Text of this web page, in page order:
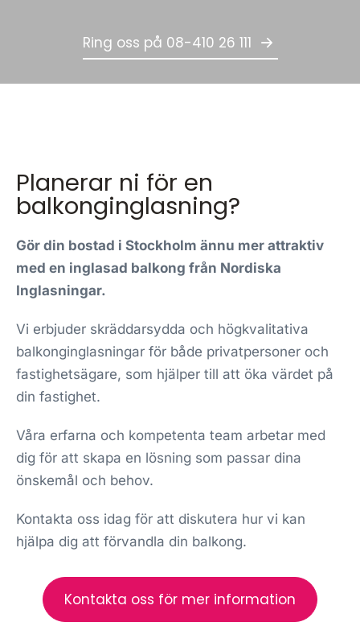
Ring oss på 08-410 26 111
Planerar ni för en
balkonginglasning?
Gör din bostad i Stockholm ännu mer attraktiv
med en inglasad balkong från Nordiska
Inglasningar.
Vi erbjuder skräddarsydda och högkvalitativa
balkonginglasningar för både privatpersoner och
fastighetsägare, som hjälper till att öka värdet på
din fastighet.
Våra erfarna och kompetenta team arbetar med
dig för att skapa en lösning som passar dina
önskemål och behov.
Kontakta oss idag för att diskutera hur vi kan
hjälpa dig att förvandla din balkong.
Kontakta oss för mer information